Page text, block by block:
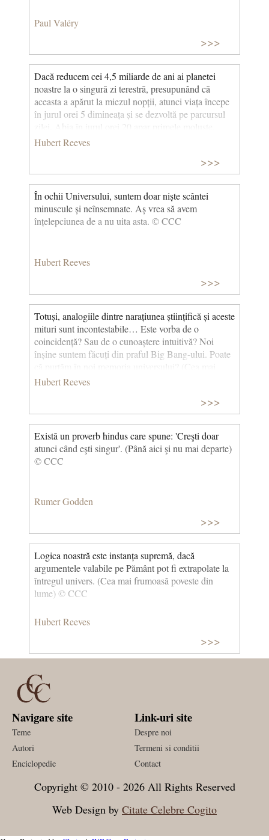
Paul Valéry
>>>
Dacă reducem cei 4,5 miliarde de ani ai planetei
noastre la o singură zi terestră, presupunând că
aceasta a apărut la miezul nopții, atunci viața începe
în jurul orei 5 dimineața și se dezvoltă pe parcursul
zilei. Abia în jurul orei 20 apar primele moluște.
Apoi, la ora 23, sosesc dinozaurii, care dispar la ora
sfârșit abia în ultimele 5 minute dinaintea miezului
nopții și își văd creierul dublându-se în dimensiune
abia în ultimul minut. Revoluția Industrială a început
abia acum o sutime de secundă. (Cea mai frumoasă
poveste din lume) © CCC
Hubert Reeves
>>>
În ochii Universului, suntem doar niște scântei
minuscule și neînsemnate. Aș vrea să avem
înțelepciunea de a nu uita asta. © CCC
Hubert Reeves
>>>
Totuși, analogiile dintre narațiunea științifică și aceste
mituri sunt incontestabile… Este vorba de o
coincidență? Sau de o cunoaștere intuitivă? Noi
înșine suntem făcuți din praful Big Bang-ului. Poate
frumoasă poveste din lume) © CCC
Hubert Reeves
>>>
Există un proverb hindus care spune: 'Creşti doar
atunci când eşti singur'. (Până aici şi nu mai departe)
© CCC
Rumer Godden
>>>
Logica noastră este instanța supremă, dacă
argumentele valabile pe Pământ pot fi extrapolate la
întregul univers. (Cea mai frumoasă poveste din
lume) © CCC
Hubert Reeves
>>>
Navigare site
Teme
Autori
Enciclopedie
Link-uri site
Despre noi
Termeni si conditii
Contact
Copyright © 2010 - 2026 All Rights Reserved
Web Design by Citate Celebre Cogito